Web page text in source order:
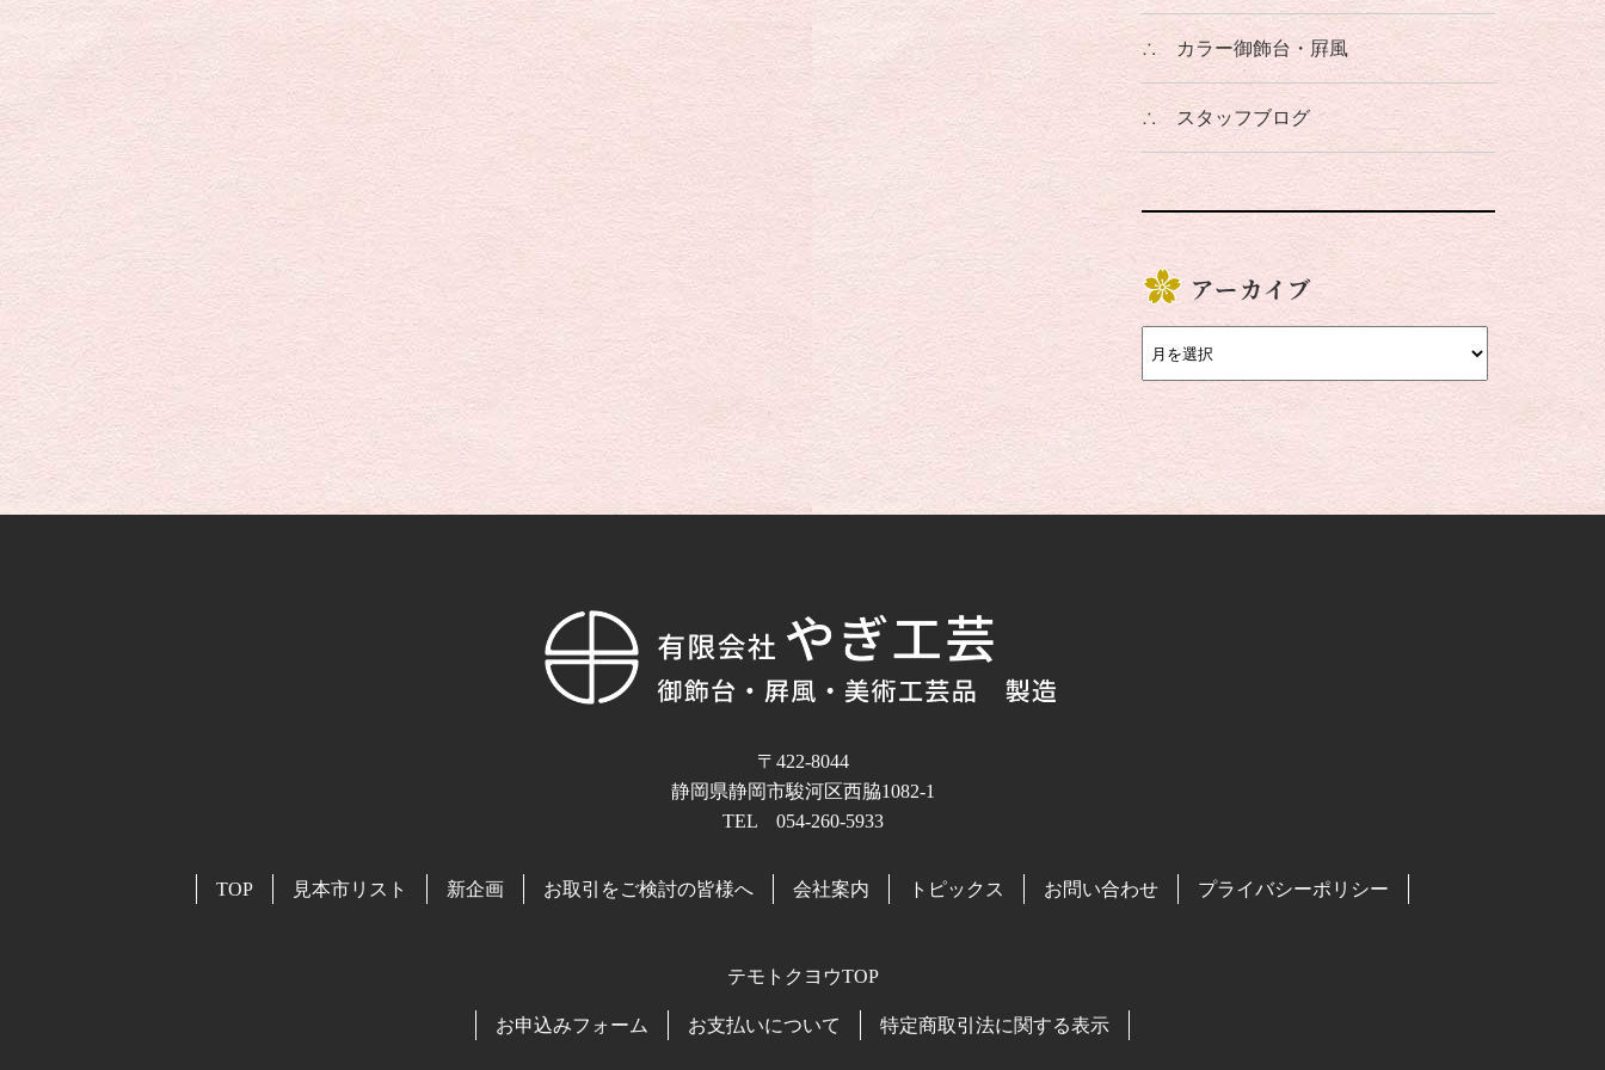
∴ カラー御飾台・屛風
∴ スタッフブログ
アーカイブ
〒422-8044
静岡県静岡市駿河区西脇1082-1
TEL 054-260-5933
TOP 見本市リスト 新企画 お取引をご検討の皆様へ 会社案内 トピックス お問い合わせ プライバシーポリシー
テモトクヨウTOP
お申込みフォーム お支払いについて 特定商取引法に関する表示